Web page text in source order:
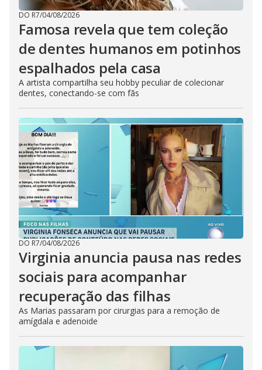
DO R7/04/08/2026
Famosa revela que tem coleção
de dentes humanos em potinhos
espalhados pela casa
A artista compartilha seu hobby peculiar de colecionar
dentes, conectando-se com fãs
DO R7/04/08/2026
Virginia anuncia pausa nas redes
sociais para acompanhar
recuperação das filhas
As Marias passaram por cirurgias para a remoção de
amígdala e adenoide